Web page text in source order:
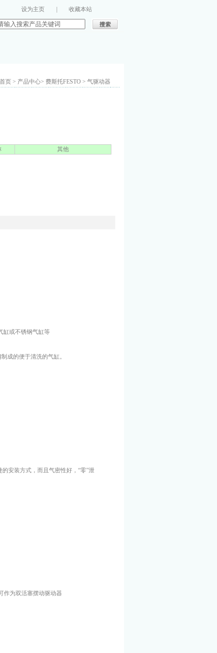
设为主页 收藏本站
页 > 产品中心> 费斯托FESTO > 气驱动器
其他
缸或不锈钢气缸等
成的便于清洗的气缸。
安装方式，而且气密性好，“零”泄
作为双活塞摆动驱动器